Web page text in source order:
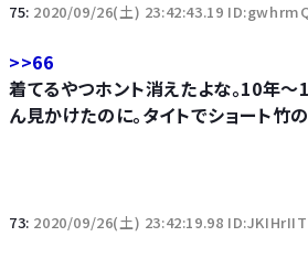
75: 2020/09/26(土) 23:42:43.19
>>66
着てるやつホント消えたよな。10年～
ん見かけたのに。タイトでショート竹
73: 2020/09/26(土) 23:42:19.98